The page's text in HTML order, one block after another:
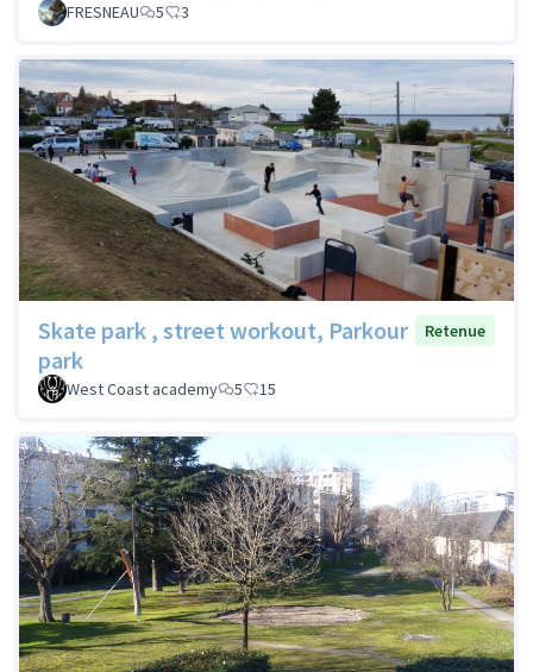
FRESNEAU 5 3
Skate park , street workout, Parkour
park
Retenue
West Coast academy 5 15